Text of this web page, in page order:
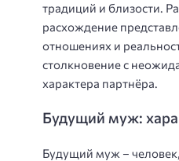
традиций и близости.
расхождение
отношениях и
столкновение с
характера партнёра.
Будущий муж:
Будущий муж –